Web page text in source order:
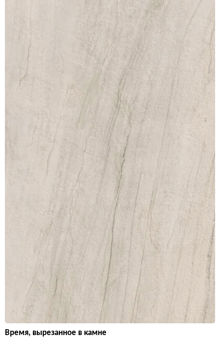
Время, вырезанное в камне